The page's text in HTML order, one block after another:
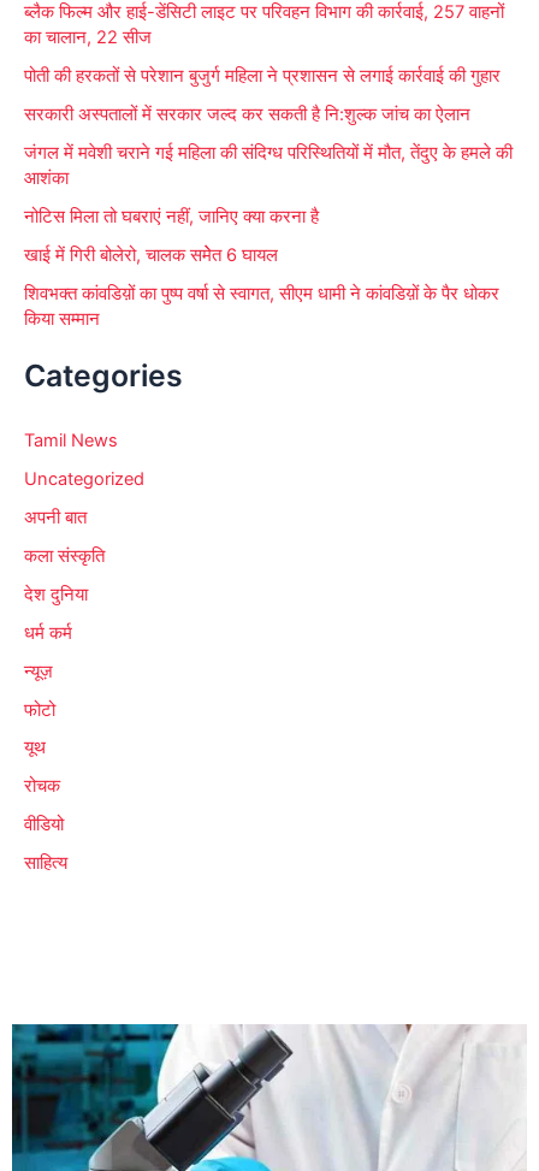
rब्लैक फिल्म और हाई-डेंसिटी लाइट पर परिवहन विभाग की कार्रवाई, 257 वाहनों
का चालान, 22 सीज
पोती की हरकतों से परेशान बुजुर्ग महिला ने प्रशासन से लगाई कार्रवाई की गुहार
सरकारी अस्पतालों में सरकार जल्द कर सकती है नि:शुल्क जांच का ऐलान
जंगल में मवेशी चराने गई महिला की संदिग्ध परिस्थितियों में मौत, तेंदुए के हमले की
आशंका
नोटिस मिला तो घबराएं नहीं, जानिए क्या करना है
खाई में गिरी बोलेरो, चालक समेेत 6 घायल
शिवभक्त कांवडिय़ों का पुष्प वर्षा से स्वागत, सीएम धामी ने कांवडिय़ों के पैर धोकर
किया सम्मान
Categories
Tamil News
Uncategorized
अपनी बात
कला संस्कृति
देश दुनिया
धर्म कर्म
न्यूज़
फोटो
यूथ
रोचक
वीडियो
साहित्य